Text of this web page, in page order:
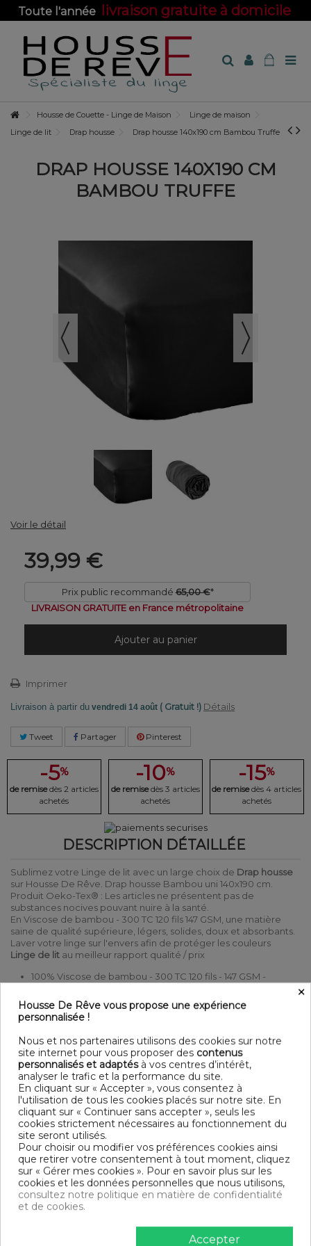
Toute l'année livraison gratuite à domicile
Housse de Couette - Linge de Maison
Linge de maison
Linge de lit
Drap housse Drap housse 140x190 cm Bambou Truffe
DRAP HOUSSE 140X190 CM
BAMBOU TRUFFE
Voir le détail
39,99 €
Prix public recommandé 65,00 €*
LIVRAISON GRATUITE en France métropolitaine
Ajouter au panier
Imprimer
Livraison à partir du vendredi 14 août ( Gratuit !) Détails
Tweet Partager Pinterest
-5%
de remise dès 2 articles
achetés
-10%
de remise dès 3 articles
achetés
-15%
de remise dès 4 articles
achetés
DESCRIPTION DÉTAILLÉE
Sublimez votre Linge de lit avec un large choix de Drap housse
sur Housse De Rêve. Drap housse Bambou uni 140x190 cm.
Produit Oeko-Tex® : Les articles ne présentent pas de
substances nocives pouvant nuire à la santé.
En Viscose de bambou - 300 TC 120 fils 147 GSM, une matière
saine de qualité supérieure, légers, solides, doux et absorbants.
Laver votre linge sur l'envers afin de protéger les couleurs
Linge de lit au meilleur rapport qualité / prix
100% Viscose de bambou - 300 TC 120 fils - 147 GSM -
couleurs similaires) - Repassage à température moyenne -
Sèche linge possible
1 drap housse 140x190 cm
DESCRIPTIF TECHNIQUE
Certification Oeko-Tex®
Longueur 190
Grammage 147g/m²
Matériaux Bambou
×
Housse De Rêve vous propose une expérience
personnalisée !
Nous et nos partenaires utilisons des cookies sur notre
site internet pour vous proposer des contenus
personnalisés et adaptésà vos centres d’intérêt,
analyser le trafic et la performance du site.
En cliquant sur « Accepter », vous consentez à
l'utilisation de tous les cookies placés sur notre site. En
cliquant sur « Continuer sans accepter », seuls les
cookies strictement nécessaires au fonctionnement du
site seront utilisés.
Pour choisir ou modifier vos préférences cookies ainsi
que retirer votre consentement à tout moment, cliquez
sur « Gérer mes cookies ». Pour en savoir plus sur les
cookies et les données personnelles que nous utilisons,
consultez notre politique en matière de confidentialité
et de cookies.
Accepter